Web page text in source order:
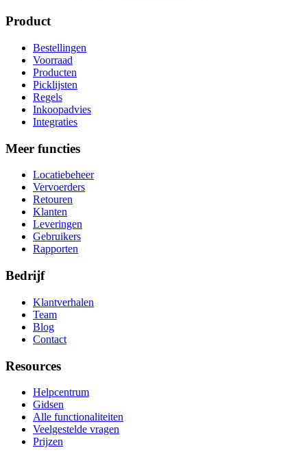
Product
Bestellingen
Voorraad
Producten
Picklijsten
Regels
Inkoopadvies
Integraties
Meer functies
Locatiebeheer
Vervoerders
Retouren
Klanten
Leveringen
Gebruikers
Rapporten
Bedrijf
Klantverhalen
Team
Blog
Contact
Resources
Helpcentrum
Gidsen
Alle functionaliteiten
Veelgestelde vragen
Prijzen